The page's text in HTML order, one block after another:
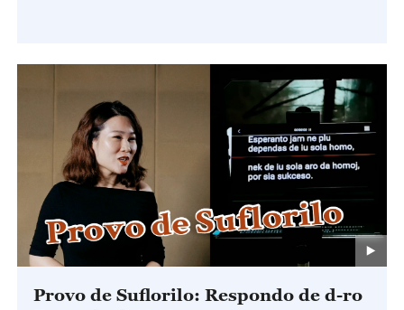
Provo de Suflorilo: Respondo de d-ro